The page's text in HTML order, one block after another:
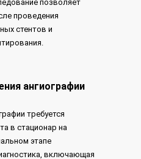
позволяет
проведения
стентов и
ангиографии
требуется
в стационар на
этапе
включающая